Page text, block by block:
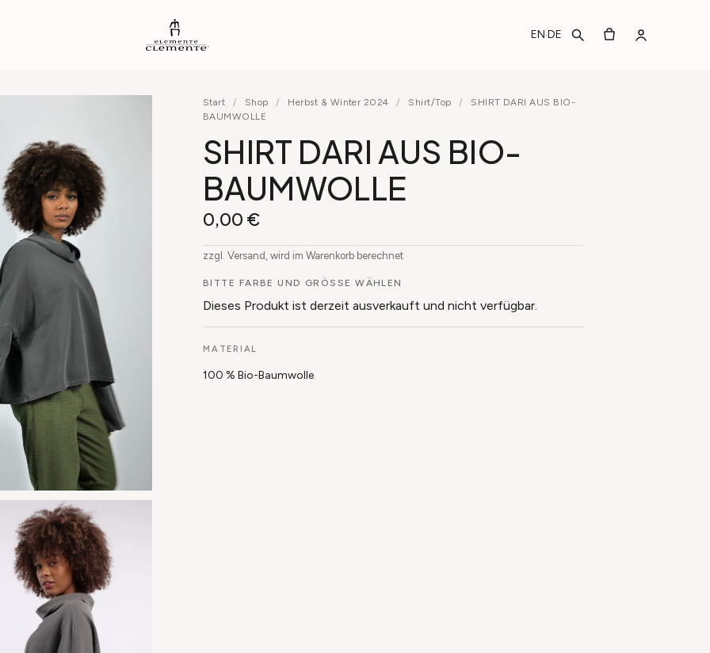
EN·DE
Start / Shop / Herbst & Winter 2024 / Shirt/Top /
SHIRT DARI AUS BIO-
BAUMWOLLE
SHIRT DARI AUS BIO-
BAUMWOLLE
0,00 €
zzgl. Versand, wird im Warenkorb berechnet
BITTE FARBE UND GRÖSSE WÄHLEN
Dieses Produkt ist derzeit ausverkauft und nicht verfügbar.
MATERIAL
100 % Bio-Baumwolle